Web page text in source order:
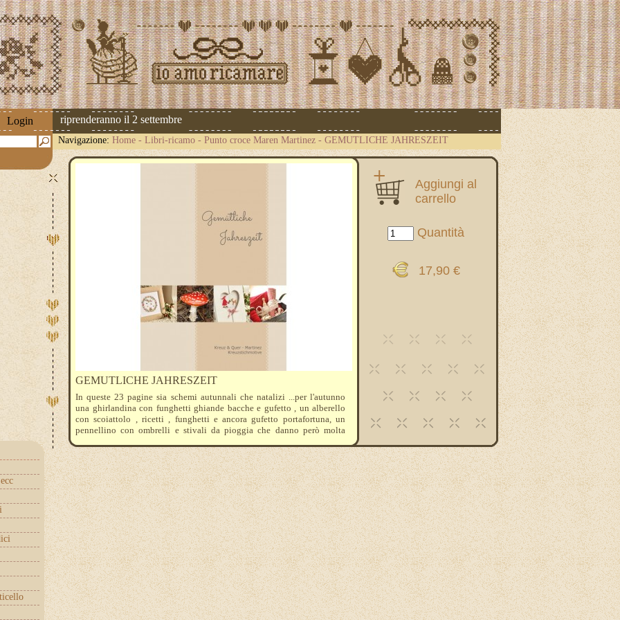
Login riprenderanno il 2 settembre
Navigazione: Home - Libri-ricamo - Punto croce Maren Martinez - GEMUTLICHE JAHRESZEIT
Aggiungi al
carrello
Quantità
17,90 €
GEMUTLICHE JAHRESZEIT
In queste 23 pagine sia schemi autunnali che natalizi ...per l'autunno
una ghirlandina con funghetti ghiande bacche e gufetto , un alberello
con scoiattolo , ricetti , funghetti e ancora gufetto portafortuna, un
pennellino con ombrelli e stivali da pioggia che danno però molta
Per Natale 8 babbetti da utilizzare tutti assieme o singolarmente e tanti
piccoli schemini da utilizzare per sacchettini natalizi ... troppo carini !!!!